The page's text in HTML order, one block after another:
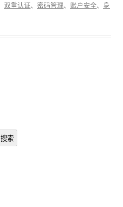
双重认证、 密码管理、 账户安全、 身
搜索